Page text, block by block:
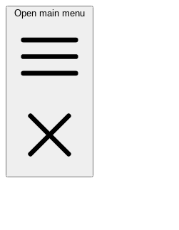
Open main menu